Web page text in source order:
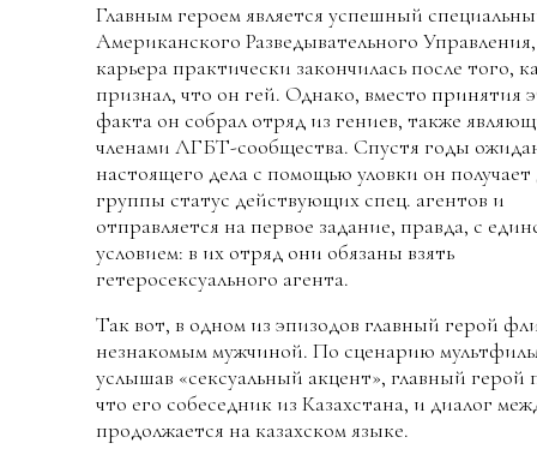
Главным героем является успешный
Американского Разведывательного Управления,
карьера практически закончилась после того,
признал, что он гей. Однако, вместо принятия
факта он собрал отряд из гениев, также
членами ЛГБТ-сообщества. Спустя годы
настоящего дела с помощью уловки он получает
группы статус действующих спец. агентов и
отправляется на первое задание, правда, с
условием: в их отряд они обязаны взять
гетеросексуального агента.
Так вот, в одном из эпизодов главный герой
незнакомым мужчиной. По сценарию
услышав «сексуальный акцент», главный герой
что его собеседник из Казахстана, и диалог
продолжается на казахском языке.